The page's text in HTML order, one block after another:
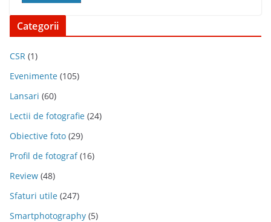
Categorii
CSR (1)
Evenimente (105)
Lansari (60)
Lectii de fotografie (24)
Obiective foto (29)
Profil de fotograf(16)
Review (48)
Sfaturi utile (247)
Smartphotography (5)